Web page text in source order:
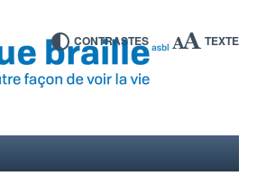
CONTRASTES TEXTE